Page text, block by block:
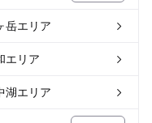
岳エリア
エリア
湖エリア